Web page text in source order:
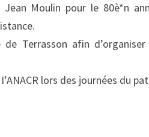
Jean Moulin pour le 80è*n
Terrasson afin
lors des journées du